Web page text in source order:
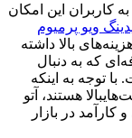
به کاربران این امکان
ویو پرمیوم
بالا داشته
که به دنبال
توجه به اینکه
هستند، آتو
کارآمد در بازار